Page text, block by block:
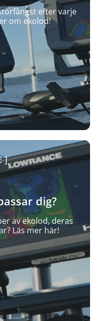
efter varje
om ekolod!
dig?
av ekolod, deras
Läs mer här!